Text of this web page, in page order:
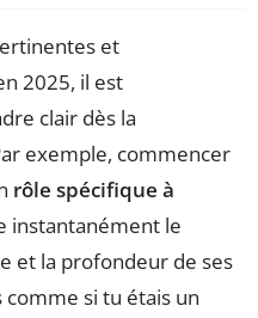
et
2025, il est
clair dès la
exemple, commencer
rôle spécifique à
instantanément le
et la profondeur de ses
comme si tu étais un